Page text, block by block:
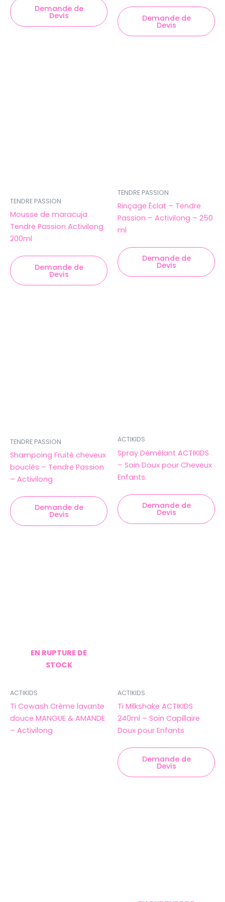
Demande de
Devis Demande de
Devis
TENDRE PASSION
Mousse de maracuja
Tendre Passion Activilong
200ml
Demande de
Devis
TENDRE PASSION
Rinçage Éclat – Tendre
Passion – Activilong – 250
ml
Demande de
Devis
TENDRE PASSION
Shampoing Fruité cheveux
bouclés – Tendre Passion
– Activilong
Demande de
Devis
ACTIKIDS
Spray Démêlant ACTIKIDS
– Soin Doux pour Cheveux
Enfants
Demande de
Devis
EN RUPTURE DE
STOCK
ACTIKIDS
Ti Cowash Crème lavante
douce MANGUE & AMANDE
– Activilong
ACTIKIDS
Ti Milkshake ACTIKIDS
240ml – Soin Capillaire
Doux pour Enfants
Demande de
Devis